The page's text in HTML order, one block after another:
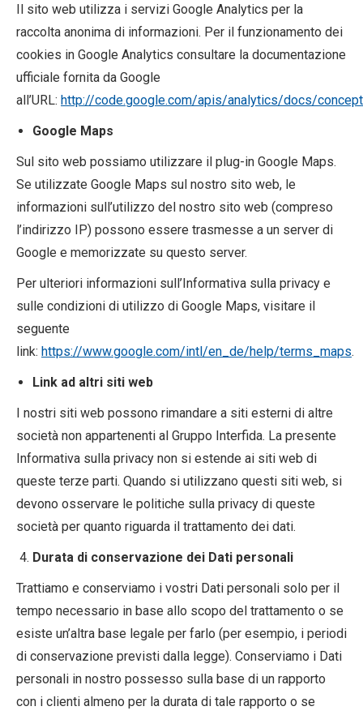
Il sito web utilizza i servizi Google Analytics per la
raccolta anonima di informazioni. Per il funzionamento dei
cookies in Google Analytics consultare la documentazione
ufficiale fornita da Google
all’URL: http://code.google.com/apis/analytics/docs/
Google Maps
Sul sito web possiamo utilizzare il plug-in Google Maps.
Se utilizzate Google Maps sul nostro sito web, le
informazioni sull’utilizzo del nostro sito web (compreso
l’indirizzo IP) possono essere trasmesse a un server di
Google e memorizzate su questo server.
Per ulteriori informazioni sull’Informativa sulla privacy e
sulle condizioni di utilizzo di Google Maps, visitare il
seguente
link: https://www.google.com/intl/en_de/help/terms_maps.
Link ad altri siti web
I nostri siti web possono rimandare a siti esterni di altre
società non appartenenti al Gruppo Interfida. La presente
Informativa sulla privacy non si estende ai siti web di
queste terze parti. Quando si utilizzano questi siti web, si
devono osservare le politiche sulla privacy di queste
società per quanto riguarda il trattamento dei dati.
Durata di conservazione dei Dati personali
Trattiamo e conserviamo i vostri Dati personali solo per il
tempo necessario in base allo scopo del trattamento o se
esiste un’altra base legale per farlo (per esempio, i periodi
di conservazione previsti dalla legge). Conserviamo i Dati
personali in nostro possesso sulla base di un rapporto
con i clienti almeno per la durata di tale rapporto o se